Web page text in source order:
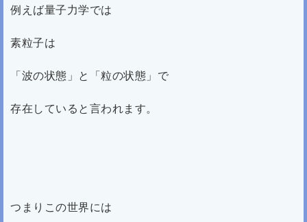
例えば量子力学では
素粒子は
「波の状態」と「粒の状態」で
存在していると言われます。
つまりこの世界には